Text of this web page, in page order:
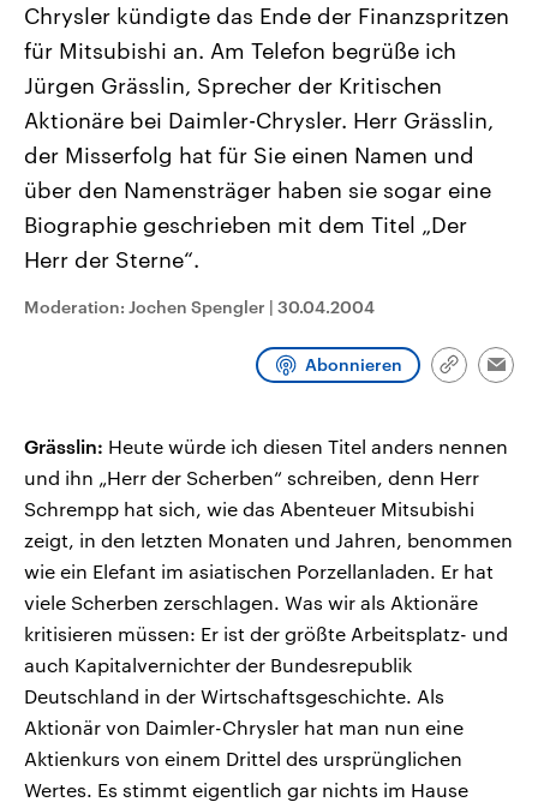
Chrysler kündigte das Ende der Finanzspritzen
für Mitsubishi an. Am Telefon begrüße ich
Jürgen Grässlin, Sprecher der Kritischen
Aktionäre bei Daimler-Chrysler. Herr Grässlin,
der Misserfolg hat für Sie einen Namen und
über den Namensträger haben sie sogar eine
Biographie geschrieben mit dem Titel „Der
Herr der Sterne“.
Moderation: Jochen Spengler | 30.04.2004
Abonnieren
Link
Grässlin: Heute würde ich diesen Titel anders nennen
und ihn „Herr der Scherben“ schreiben, denn Herr
Schrempp hat sich, wie das Abenteuer Mitsubishi
zeigt, in den letzten Monaten und Jahren, benommen
wie ein Elefant im asiatischen Porzellanladen. Er hat
viele Scherben zerschlagen. Was wir als Aktionäre
kritisieren müssen: Er ist der größte Arbeitsplatz- und
auch Kapitalvernichter der Bundesrepublik
Deutschland in der Wirtschaftsgeschichte. Als
Aktionär von Daimler-Chrysler hat man nun eine
Aktienkurs von einem Drittel des ursprünglichen
Wertes. Es stimmt eigentlich gar nichts im Hause